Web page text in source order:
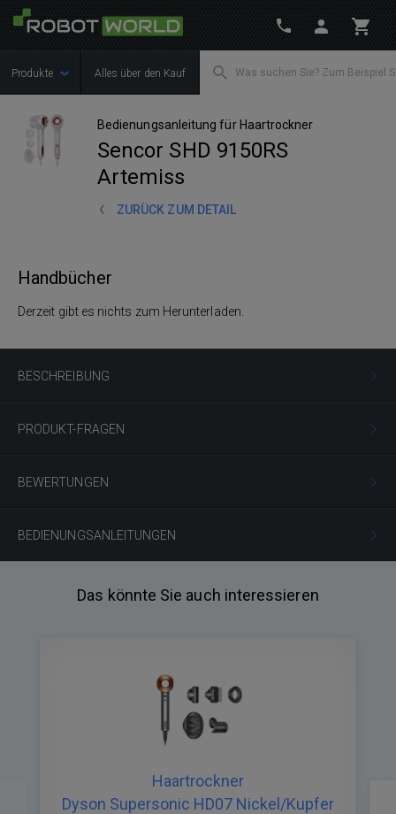
Produkte Alles über den Kauf
Bedienungsanleitung für Haartrockner
Sencor SHD 9150RS
Artemiss
ZURÜCK ZUM DETAIL
BESCHREIBUNG
PRODUKT-FRAGEN
BEWERTUNGEN
BEDIENUNGSANLEITUNGEN
Handbücher
Derzeit gibt es nichts zum Herunterladen.
Das könnte Sie auch interessieren
Haartrockner
Dyson Supersonic HD07 Nickel/Kupfer